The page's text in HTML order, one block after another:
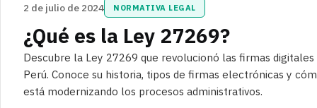
2 de julio de 2024 NORMATIVA LEGAL
¿Qué es la Ley 27269?
Descubre la Ley 27269 que revolucionó las firmas digitales
Perú. Conoce su historia, tipos de firmas electrónicas y
está modernizando los procesos administrativos.